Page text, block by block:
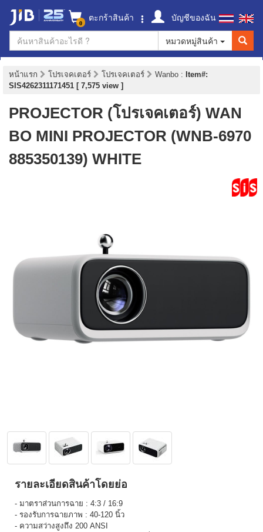
0 ตะกร้าสินค้า
บัญชีของฉัน
หมวดหมู่สินค้า
หน้าแรก โปรเจคเตอร์ โปรเจคเตอร์ Wanbo : Item#:
SIS4262311171451 [ 7,575 view ]
PROJECTOR (โปรเจคเตอร์) WAN
BO MINI PROJECTOR (WNB-6970
885350139) WHITE
รายละเอียดสินค้าโดยย่อ
- มาตราส่วนการฉาย : 4:3 / 16:9
- รองรับการฉายภาพ : 40-120 นิ้ว
- ความสว่างสูงถึง 200 ANSI